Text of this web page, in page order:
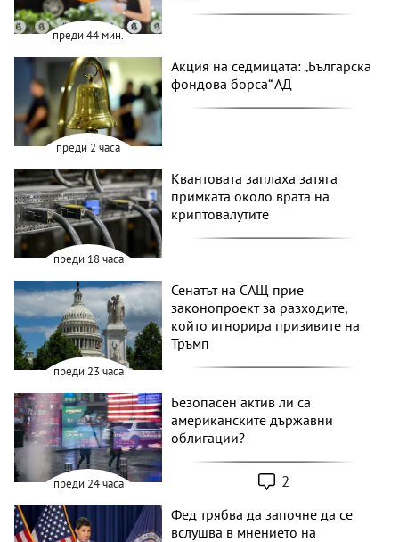
преди 44 мин.
преди 2 часа
Акция на седмицата: „Българска
фондова борса“ АД
преди 18 часа
Квантовата заплаха затяга
примката около врата на
криптовалутите
преди 23 часа
Сенатът на САЩ прие
законопроект за разходите,
който игнорира призивите на
Тръмп
преди 24 часа
Безопасен актив ли са
американските държавни
облигации?
2
Фед трябва да започне да се
вслушва в мнението на